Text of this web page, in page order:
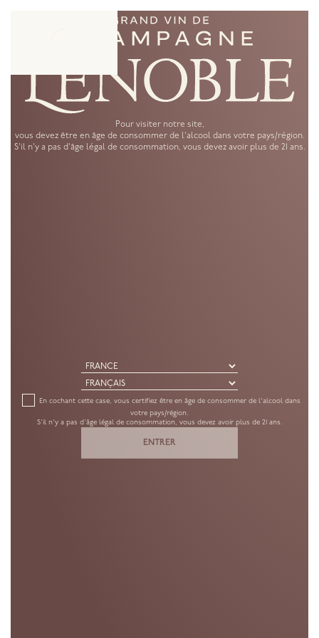
Pour visiter notre site,
vous devez être en âge de consommer de l'alcool dans votre pays/région.
S'il n'y a pas d'âge légal de consommation, vous devez avoir plus de 21 ans.
En cochant cette case, vous certifiez être en âge de consommer de l'alcool dans
votre pays/région.
S'il n'y a pas d'âge légal de consommation, vous devez avoir plus de 21 ans.
ENTRER